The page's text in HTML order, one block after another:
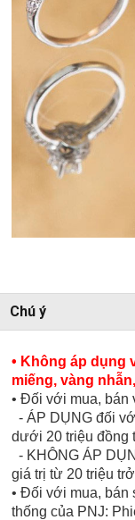
Chú ý
• Không áp dụng
miếng, vàng
• Đối với mua, bán
- ÁP DỤNG đối
dưới 20 triệu đồng
- KHÔNG ÁP
giá trị từ 20 triệu
• Đối với mua, bán
thống của PNJ: